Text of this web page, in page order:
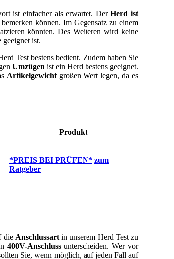
ist einfacher als erwartet. DerHerd ist
können. Im Gegensatz zu einem
könnten. Des Weiteren wird keine
geeignet ist.
Test bestens bedient. Zudem haben Sie
Umzügenist ein Herd bestens geeignet.
Artikelgewichtgroßen Wert legen, da es
Produkt
*PREIS BEI PRÜFEN* zum
Ratgeber
die Anschlussartin unserem Herd Test zu
400V-Anschlussunterscheiden. Wer vor
Sie, wenn möglich, auf jeden Fall auf